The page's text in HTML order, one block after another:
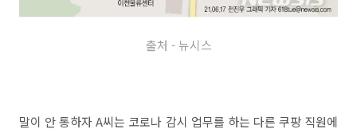
출처 - 뉴시스
말이 안 통하자 A씨는 코로나 감시 업무를 하는 다른 쿠팡 직원에